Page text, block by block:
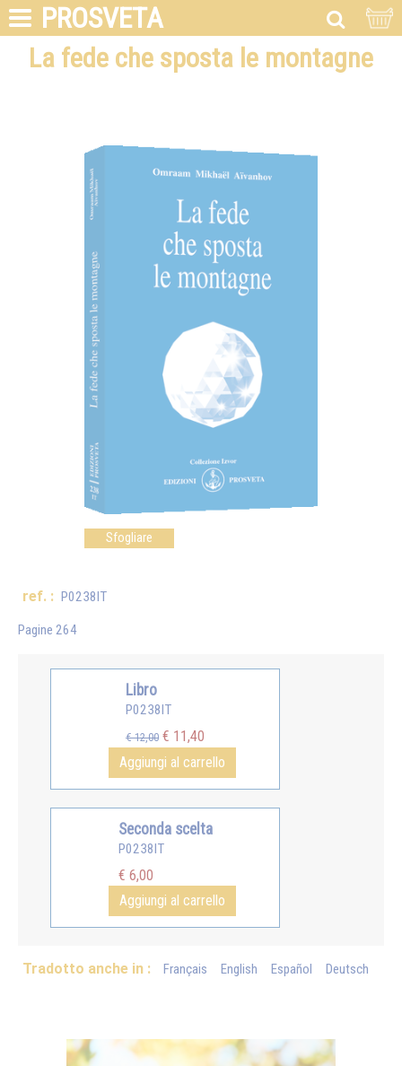
PROSVETA
La fede che sposta le montagne
Sfogliare
ref. : P0238IT
Pagine 264
Libro
P0238IT
€ 12,00 € 11,40
Aggiungi al carrello
Seconda scelta
P0238IT
€ 6,00
Aggiungi al carrello
Tradotto anche in : Français English Español Deutsch